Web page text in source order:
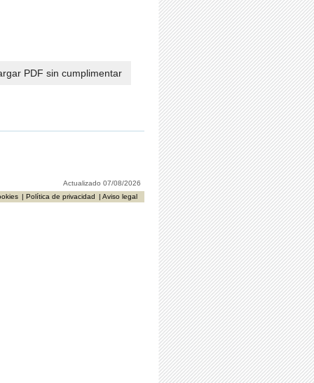
PDF sin cumplimentar
Actualizado 07/08/2026
| Aviso legal
| Política de privacidad